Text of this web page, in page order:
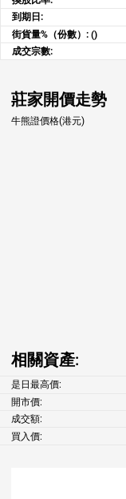
到期日:
街貨量%（份數）: ()
成交宗數:
莊家開價走勢
牛熊證價格(港元)
相關資產:
是日最高價:
開市價:
成交額:
買入價: